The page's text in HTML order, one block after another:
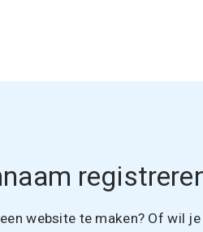
website te maken? Of wil